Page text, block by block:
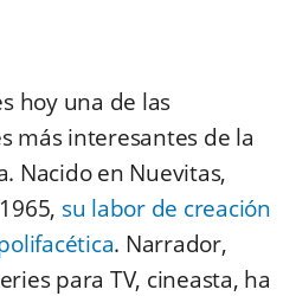
hoy una de las
más interesantes de la
Nacido en Nuevitas,
su labor de creación
. Narrador,
para TV, cineasta, ha